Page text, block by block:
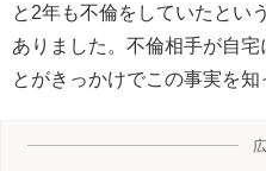
と2年も不倫をしていたとい
ありました。不倫相手が自
とがきっかけでこの事実を知